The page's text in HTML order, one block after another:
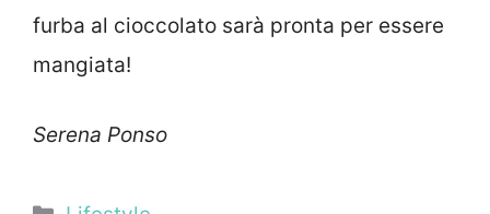
furba al cioccolato sarà pronta per essere
mangiata!
Serena Ponso